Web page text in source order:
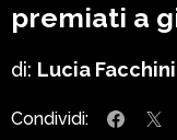
premiati a
di: Lucia Facchini
Condividi: